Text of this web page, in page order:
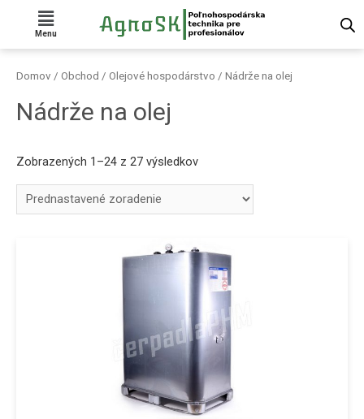
Menu
Domov / Obchod / Olejové hospodárstvo / Nádrže na olej
Nádrže na olej
Zobrazených 1–24 z 27 výsledkov